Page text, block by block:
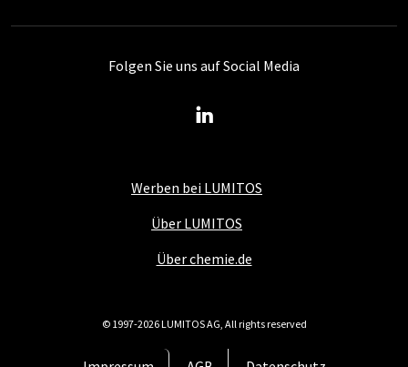
Werben bei LUMITOS
Über LUMITOS
Über chemie.de
Folgen Sie uns auf Social Media
© 1997-2026 LUMITOS AG, All rights reserved